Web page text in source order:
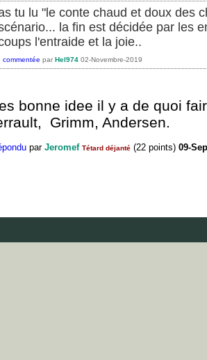
tu lu "le conte chaud et doux des
la fin est décidée par les
l'entraide et la joie..
commentée par Hel974 02-Novembre-2019
bonne idee il y a de quoi
Grimm, Andersen.
par Jeromef Tétard déjanté (22 points) 09-